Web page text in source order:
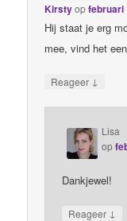
Kirstyopfebruari
Hij staat je erg
mee, vind het
Reageer ↓
Lisa
op
Dankjewel!
Reageer ↓